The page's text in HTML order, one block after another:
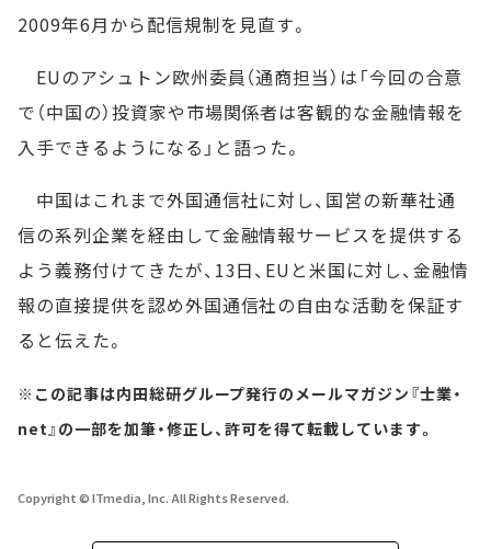
2009年6月から配信規制を見直す。
EUのアシュトン欧州委員（通商担当）は「今回の合意
で（中国の）投資家や市場関係者は客観的な金融情報を
入手できるようになる」と語った。
中国はこれまで外国通信社に対し、国営の新華社通
信の系列企業を経由して金融情報サービスを提供する
よう義務付けてきたが、13日、EUと米国に対し、金融情
報の直接提供を認め外国通信社の自由な活動を保証す
ると伝えた。
※この記事は内田総研グループ発行のメールマガジン『士業・
net』の一部を加筆・修正し、許可を得て転載しています。
Copyright © ITmedia, Inc. All Rights Reserved.